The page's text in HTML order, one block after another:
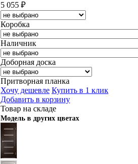
5 055 ₽
Коробка
Наличник
Доборная доска
Притворная планка
Хочу дешевле Купить в 1 клик
Добавить в корзину
Товар на складе
Модель в других цветах